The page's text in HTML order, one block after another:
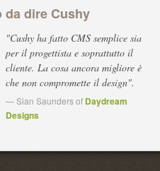
da dire Cushy
"Cushy ha fatto CMS semplice sia
per il progettista e soprattutto il
cliente. La cosa ancora migliore è
che non compromette il design".
— Sian Saunders of Daydream
Designs